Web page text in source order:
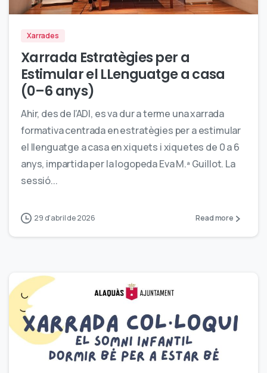
Xarrades
Xarrada Estratègies per a
Estimular el LLenguatge a casa
(0–6 anys)
Ahir, des de l’ADI, es va dur a terme una xarrada
formativa centrada en estratègies per a estimular
el llenguatge a casa en xiquets i xiquetes de 0 a 6
anys, impartida per la logopeda Eva M.ª Guillot. La
sessió...
29 d'abril de 2026 Read more